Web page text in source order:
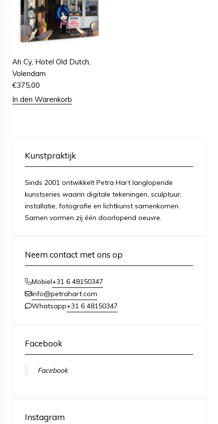
Ah Cy, Hotel Old Dutch,
Volendam
€375,00
In den Warenkorb
Kunstpraktijk
Sinds 2001 ontwikkelt Petra Hart langlopende
kunstseries waarin digitale tekeningen, sculptuur,
installatie, fotografie en lichtkunst samenkomen.
Samen vormen zij één doorlopend oeuvre.
Neem contact met ons op
Mobiel+31 6 48150347
info@petrahart.com
Whatsapp+31 6 48150347
Facebook
Facebook
Instagram